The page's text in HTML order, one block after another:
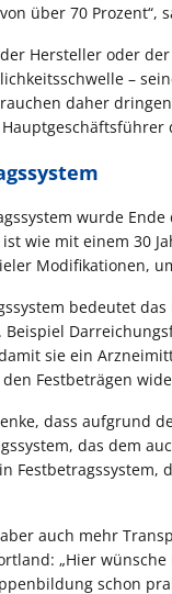
über 70 Prozent“,
Hersteller oder
–
daher
wurde
wie mit einem 30
Modifikationen,
bedeutet
sie ein
Festbeträgen
dass aufgrund
das dem
auch mehr
„Hier
schon